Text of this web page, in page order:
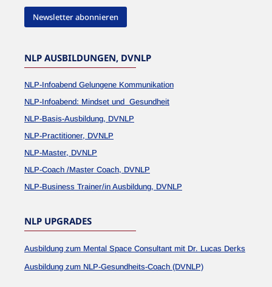
Newsletter abonnieren
NLP AUSBILDUNGEN, DVNLP
NLP-Infoabend Gelungene Kommunikation
NLP-Infoabend: Mindset und Gesundheit
NLP-Basis-Ausbildung, DVNLP
NLP-Practitioner, DVNLP
NLP-Master, DVNLP
NLP-Coach /Master Coach, DVNLP
NLP-Business Trainer/in Ausbildung, DVNLP
NLP UPGRADES
Ausbildung zum Mental Space Consultant mit Dr. Lucas Derks
Ausbildung zum NLP-Gesundheits-Coach (DVNLP)